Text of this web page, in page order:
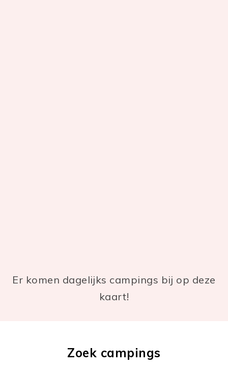
Er komen dagelijks campings bij op deze
kaart!
Zoek campings